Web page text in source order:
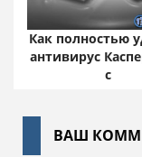
Как полностью
антивирус
с
ВАШ